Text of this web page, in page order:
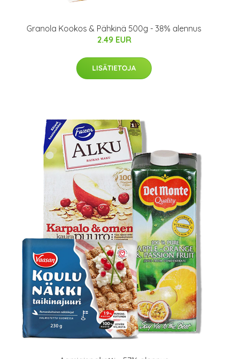
Granola Kookos & Pähkinä 500g - 38% alennus
2.49 EUR
LISÄTIETOJA